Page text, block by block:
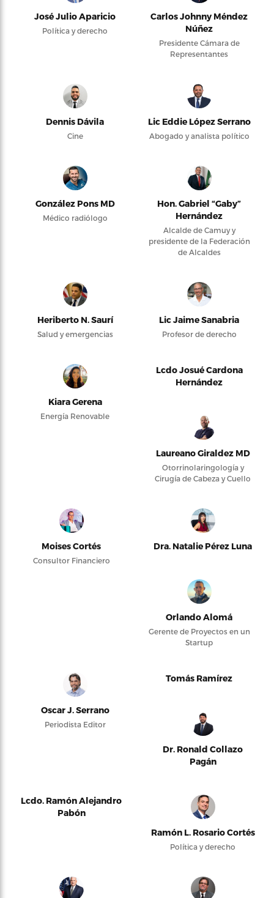
José Julio Aparicio
Política y derecho
Carlos Johnny Méndez
Núñez
Presidente Cámara de
Representantes
Dennis Dávila
Cine
Lic Eddie López Serrano
Abogado y analista político
González Pons MD
Médico radiólogo
Hon. Gabriel “Gaby”
Hernández
Alcalde de Camuy y
presidente de la Federación
de Alcaldes
Heriberto N. Saurí
Salud y emergencias
Lic Jaime Sanabria
Profesor de derecho
Kiara Gerena
Energía Renovable
Lcdo Josué Cardona
Hernández
Laureano Giraldez MD
Otorrinolaringología y
Cirugía de Cabeza y Cuello
Moises Cortés
Consultor Financiero
Dra. Natalie Pérez Luna
Orlando Alomá
Gerente de Proyectos en un
Startup
Oscar J. Serrano
Periodista Editor
Tomás Ramírez
Dr. Ronald Collazo
Pagán
Lcdo. Ramón Alejandro
Pabón
Ramón L. Rosario Cortés
Política y derecho